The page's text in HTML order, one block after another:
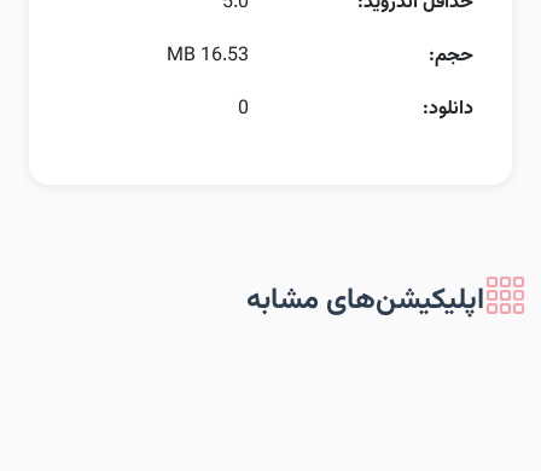
حجم:
16.53 MB
دانلود:
0
اپلیکیشن‌های مشابه